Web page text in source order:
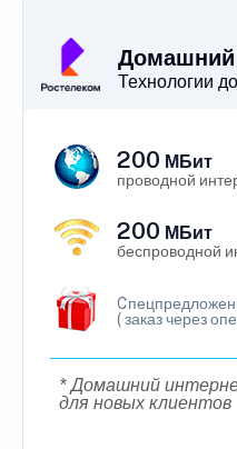
Домашний
Технологии
200 МБит
проводной
200 МБит
беспроводной
( заказ через
* Домашний
для новых клиентов